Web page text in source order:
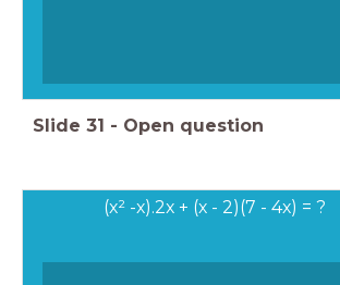
Slide 31 - Open question
(x² -x).2x + (x - 2)(7 - 4x) = ?